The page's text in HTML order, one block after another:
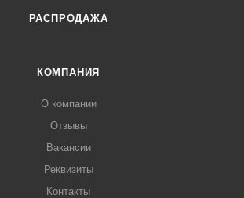
РАСПРОДАЖА
КОМПАНИЯ
О компании
Отзывы
Вакансии
Реквизиты
Контакты